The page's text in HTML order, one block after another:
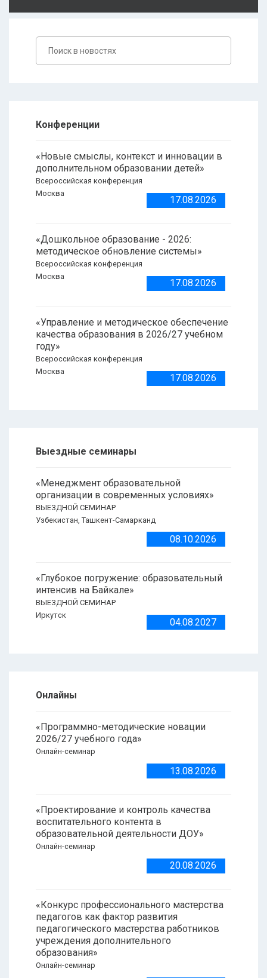
Конференции
«Новые смыслы, контекст и инновации в
дополнительном образовании детей»
Всероссийская конференция
Москва
17.08.2026
«Дошкольное образование - 2026:
методическое обновление системы»
Всероссийская конференция
Москва
17.08.2026
«Управление и методическое обеспечение
качества образования в 2026/27 учебном
году»
Всероссийская конференция
Москва
17.08.2026
Выездные семинары
«Менеджмент образовательной
организации в современных условиях»
ВЫЕЗДНОЙ СЕМИНАР
Узбекистан, Ташкент-Самарканд
08.10.2026
«Глубокое погружение: образовательный
интенсив на Байкале»
ВЫЕЗДНОЙ СЕМИНАР
Иркутск
04.08.2027
Онлайны
«Программно-методические новации
2026/27 учебного года»
Онлайн-семинар
13.08.2026
«Проектирование и контроль качества
воспитательного контента в
образовательной деятельности ДОУ»
Онлайн-семинар
20.08.2026
«Конкурс профессионального мастерства
педагогов как фактор развития
педагогического мастерства работников
учреждения дополнительного
образования»
Онлайн-семинар